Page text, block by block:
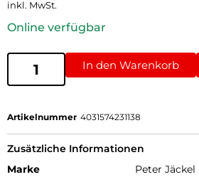
inkl. MwSt.
Online verfügbar
In den Warenkorb
Artikelnummer 4031574231138
Zusätzliche Informationen
Marke
Peter Jäckel